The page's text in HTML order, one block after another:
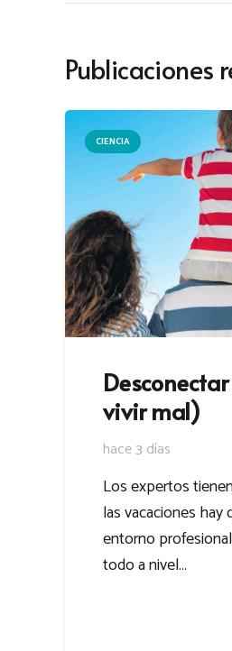
Publicaciones
CIENCIA
vivir mal)
hace 3 días
Los expertos
las vacaciones
entorno
todo a nivel…